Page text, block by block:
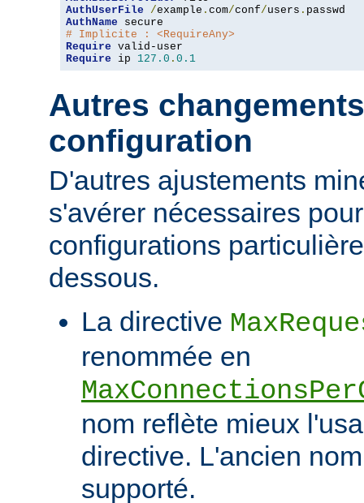
AuthUserFile
/example . com/conf/users .
AuthName
# Implicite : <RequireAny>
Require
Require ip 127.0 . 0.1
Autres
configuration
D'autres ajustements
s'avérer nécessaires
configurations
dessous.
La directive
renommée en
nom reflète mieux
directive. L'ancien
supporté.